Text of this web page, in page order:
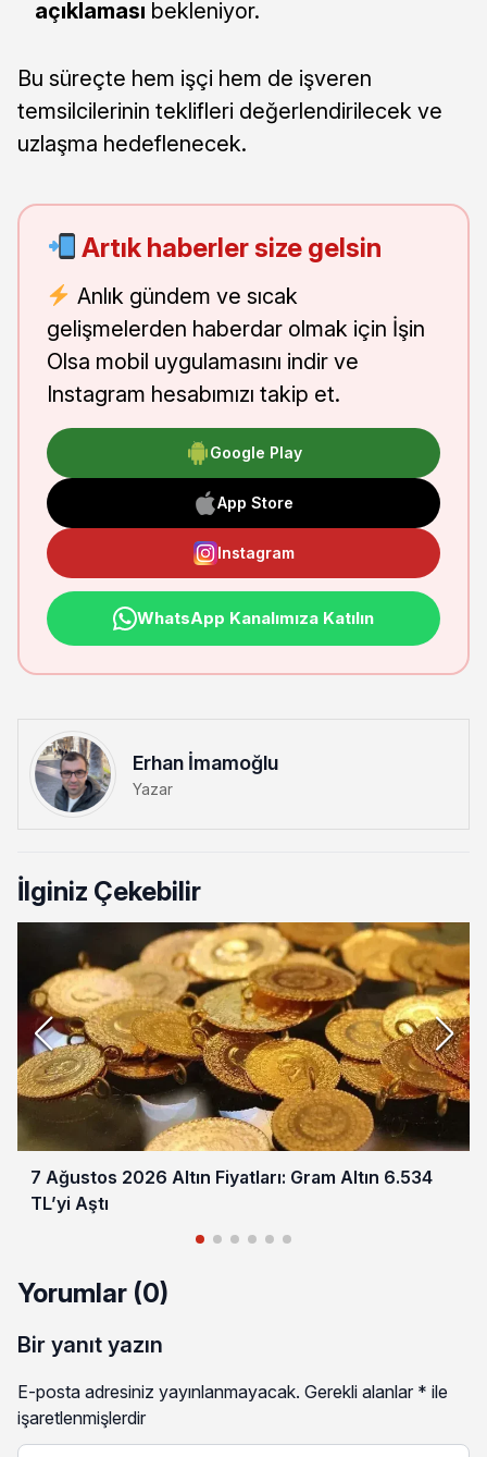
açıklaması bekleniyor.
Bu süreçte hem işçi hem de işveren
temsilcilerinin teklifleri değerlendirilecek ve
uzlaşma hedeflenecek.
Artık haberler size gelsin
Anlık gündem ve sıcak
gelişmelerden haberdar olmak için İşin
Olsa mobil uygulamasını indir ve
Instagram hesabımızı takip et.
Google Play
App Store
Instagram
WhatsApp Kanalımıza Katılın
Erhan İmamoğlu
Yazar
İlginiz Çekebilir
7 Ağustos 2026 Altın Fiyatları: Gram Altın 6.534
TL’yi Aştı
Yorumlar (0)
Bir yanıt yazın
E-posta adresiniz yayınlanmayacak. Gerekli alanlar * ile
işaretlenmişlerdir